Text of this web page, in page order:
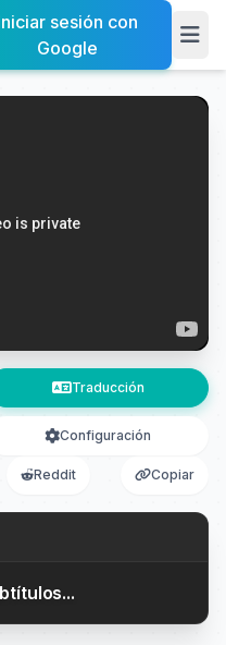
sesión con
Google
Traducción
Configuración
Reddit Copiar